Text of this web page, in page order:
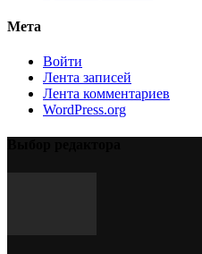
Мета
Войти
Лента записей
Лента комментариев
WordPress.org